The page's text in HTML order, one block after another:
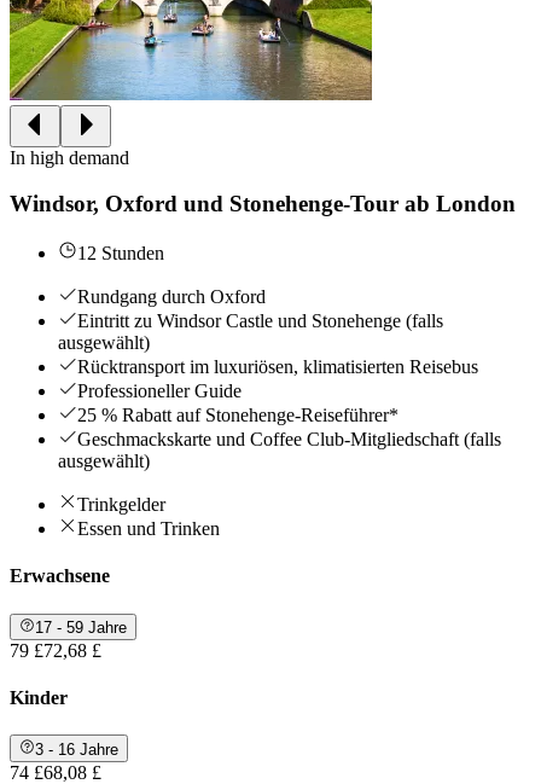
In high demand
Windsor, Oxford und Stonehenge-Tour ab London
12 Stunden
Rundgang durch Oxford
Eintritt zu Windsor Castle und Stonehenge (falls
ausgewählt)
Rücktransport im luxuriösen, klimatisierten Reisebus
Professioneller Guide
25 % Rabatt auf Stonehenge-Reiseführer*
Geschmackskarte und Coffee Club-Mitgliedschaft (falls
ausgewählt)
Trinkgelder
Essen und Trinken
Erwachsene
17 - 59 Jahre
79 £72,68 £
Kinder
3 - 16 Jahre
74 £68,08 £